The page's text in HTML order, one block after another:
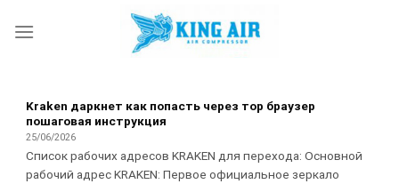
Kraken даркнет как попасть через тор браузер
пошаговая инструкция
25/06/2026
Список рабочих адресов KRAKEN для перехода: Основной
рабочий адрес KRAKEN: Первое официальное зеркало